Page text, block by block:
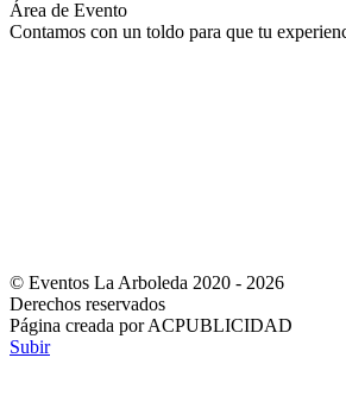
Área de Evento
Contamos con un toldo para que tu
© Eventos La Arboleda 2020 - 2026
Derechos reservados
Página creada por ACPUBLICIDAD
Subir